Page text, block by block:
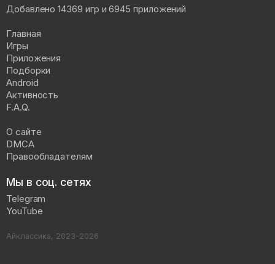
Добавлено 14369 игр и 6945 приложений
Главная
Игры
Приложения
Подборки
Android
Активность
F.A.Q.
О сайте
DMCA
Правообладателям
Мы в соц. сетях
Telegram
YouTube
Айклассика, 2023-2026